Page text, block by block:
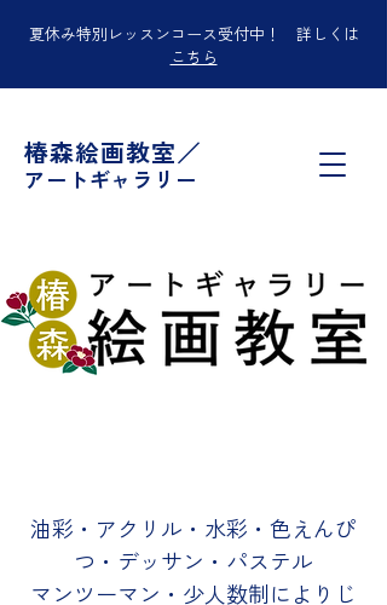
夏休み特別レッスンコース受付中！ 詳しくは
こちら
椿森絵画教室／
アートギャラリー
油彩・アクリル・水彩・色えんぴ
つ・デッサン・パステル
マンツーマン・少人数制によりじ